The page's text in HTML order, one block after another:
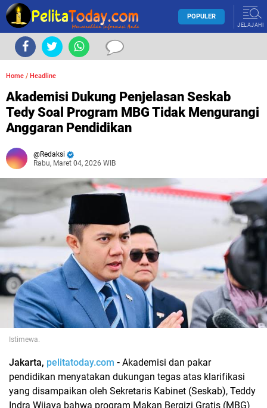
POPULER
JELAJAHI
Home / Headline
Akademisi Dukung Penjelasan Seskab
Tedy Soal Program MBG Tidak Mengurangi
Anggaran Pendidikan
Redaksi
Rabu, Maret 04, 2026 WIB
Istimewa.
Jakarta, pelitatoday.com - Akademisi dan pakar
pendidikan menyatakan dukungan tegas atas klarifikasi
yang disampaikan oleh Sekretaris Kabinet (Seskab), Teddy
Indra Wijaya bahwa program Makan Bergizi Gratis (MBG)